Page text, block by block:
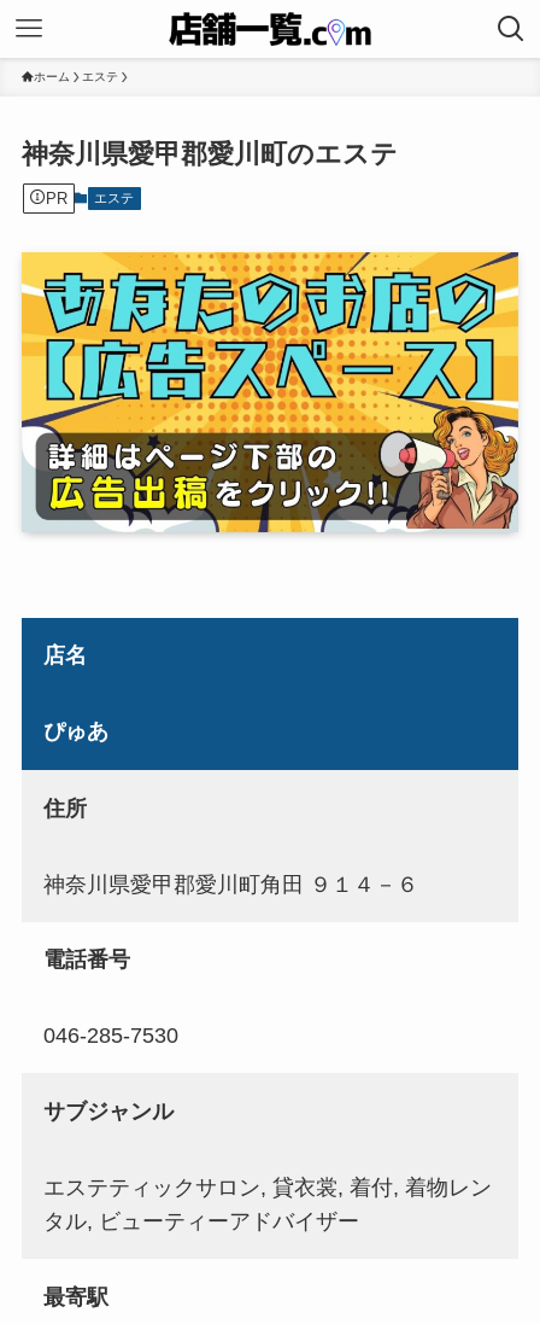
ホーム エステ
神奈川県愛甲郡愛川町のエステ
PR エステ
店名
ぴゅあ
住所
神奈川県愛甲郡愛川町角田 ９１４－６
電話番号
046-285-7530
サブジャンル
エステティックサロン, 貸衣裳, 着付, 着物レン
タル, ビューティーアドバイザー
最寄駅